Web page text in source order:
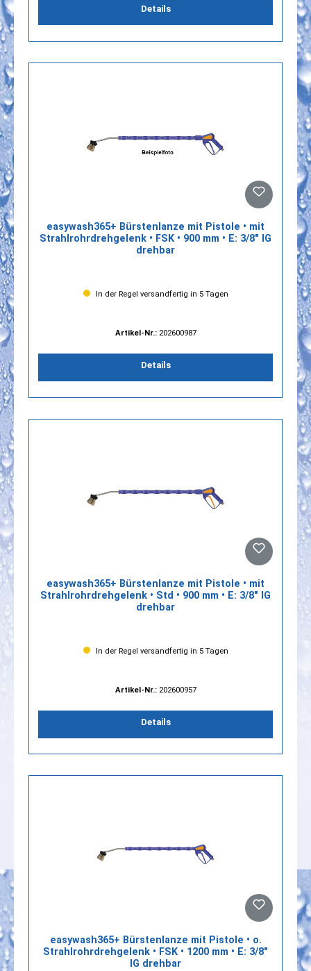
Details
easywash365+ Bürstenlanze mit Pistole • mit
Strahlrohrdrehgelenk • FSK • 900 mm • E: 3/8" IG
drehbar
In der Regel versandfertig in 5 Tagen
Artikel-Nr.: 202600987
Details
easywash365+ Bürstenlanze mit Pistole • mit
Strahlrohrdrehgelenk • Std • 900 mm • E: 3/8" IG
drehbar
In der Regel versandfertig in 5 Tagen
Artikel-Nr.: 202600957
Details
easywash365+ Bürstenlanze mit Pistole • o.
Strahlrohrdrehgelenk • FSK • 1200 mm • E: 3/8"
IG drehbar